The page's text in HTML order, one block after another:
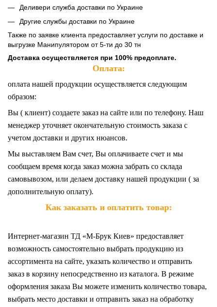
Деливери служба доставки по Украине
Другие службы доставки по Украине
Также по заявке клиента предоставляет услуги по доставке и
выгрузке Манипулятором от 5-ти до 30 тн
Доставка осуществляется при 100% предоплате.
Оплата:
оплата нашей продукции осуществляется следующим
образом:
Вы ( клиент) создаете заказ на сайте или по телефону. Наш
менеджер уточняет окончательную стоимость заказа с
учетом доставки и других нюансов.
Мы выставляем Вам счет, Вы оплачиваете счет и мы
сообщаем время когда заказ можна забрать со склада
самовывозом, или делаем доставку нашей продукции ( за
дополнительную оплату).
Как заказать и оплатить товар:
Интернет-магазин ТД «М-Брук Киев» предоставляет
возможность самостоятельно выбрать продукцию из
ассортимента на сайте, указать количество и отправить
заказ в корзину непосредственно из каталога. В режиме
оформления заказа Вы можете изменить количество товара,
выбрать место доставки и отправить заказ на обработку